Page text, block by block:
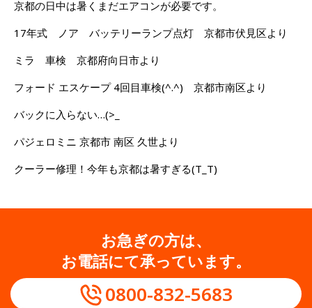
京都の日中は暑くまだエアコンが必要です。
17年式 ノア バッテリーランプ点灯 京都市伏見区より
ミラ 車検 京都府向日市より
フォード エスケープ 4回目車検(^.^) 京都市南区より
バックに入らない…(>_
パジェロミニ 京都市 南区 久世より
クーラー修理！今年も京都は暑すぎる(T_T)
お急ぎの方は、
お電話にて承っています。
0800-832-5683